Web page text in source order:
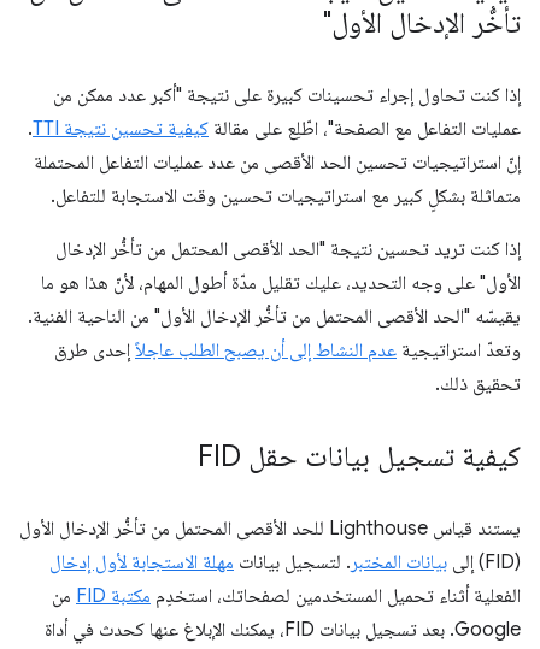
تأخُّر الإدخال الأول"
إذا كنت تحاول إجراء تحسينات كبيرة على نتيجة "أكبر عدد ممكن من
عمليات التفاعل مع الصفحة"، اطّلِع على مقالة كيفية تحسين نتيجة TTI
.
إنّ استراتيجيات تحسين الحد الأقصى من عدد عمليات التفاعل المحتملة
متماثلة بشكلٍ كبير مع استراتيجيات تحسين وقت الاستجابة للتفاعل.
إذا كنت تريد تحسين نتيجة "الحد الأقصى المحتمل من تأخُّر الإدخال
الأول" على وجه التحديد، عليك تقليل مدّة أطول المهام، لأنّ هذا هو ما
يقيسّه "الحد الأقصى المحتمل من تأخُّر الإدخال الأول" من الناحية الفنية.
وتعدّ استراتيجية عدم النشاط إلى أن يصبح الطلب عاجلاً إحدى طرق
تحقيق ذلك.
كيفية تسجيل بيانات حقل FID
يستند قياس Lighthouse للحد الأقصى المحتمل من تأخُّر الإدخال الأول
(FID) إلى
بيانات المختبر . لتسجيل بيانات مهلة الاستجابة لأول إدخال
الفعلية أثناء تحميل المستخدمين لصفحاتك، استخدِم مكتبة FID
من
Google. بعد تسجيل بيانات FID، يمكنك الإبلاغ عنها كحدث في أداة